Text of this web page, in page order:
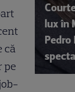
că
pe
lux în
Pedro